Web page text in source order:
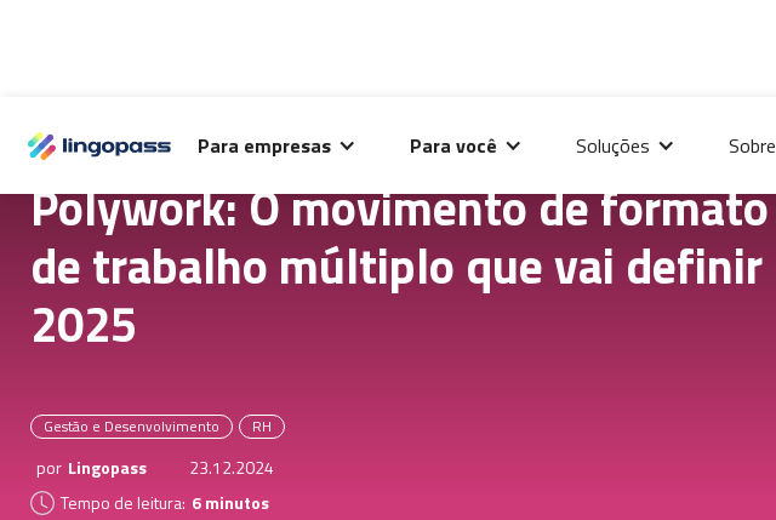
Para empresas Para você Soluções Sobre
deste site e melhorar sua experiência de navegação.
Polywork: O movimento de formato
de trabalho múltiplo que vai definir
2025
Gestão e Desenvolvimento RH
por Lingopass
23.12.2024
Tempo de leitura: 6 minutos